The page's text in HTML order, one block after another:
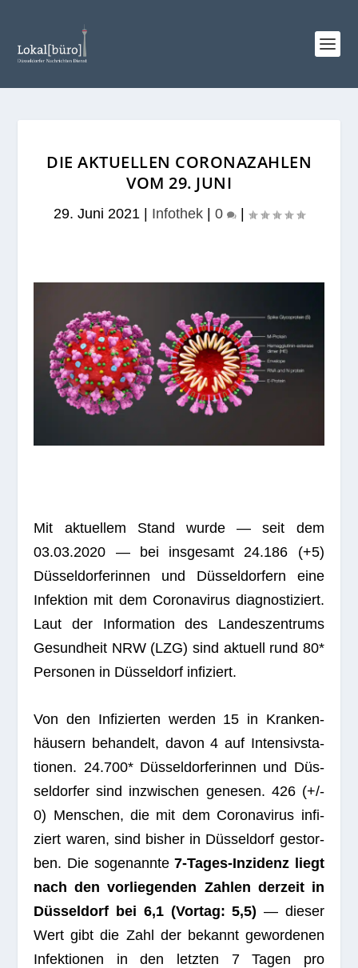
DIE AKTUELLEN CORONAZAHLEN
VOM 29. JUNI
29. Juni 2021 Infothek 0
Mit aktu­el­lem Stand wurde — seit dem
03.03.2020 — bei ins­ge­samt 24.186 (+5)
Düs­sel­dor­fe­rin­nen und Düs­sel­dor­fern eine
Infek­tion mit dem Coro­na­vi­rus dia­gnos­ti­ziert.
Laut der Infor­ma­tion des Lan­des­zen­trums
Gesund­heit NRW (LZG) sind aktu­ell rund 80*
Per­so­nen in Düs­sel­dorf infiziert.
Von den Infi­zier­ten wer­den 15 in Kran­ken­
häu­sern behan­delt, davon 4 auf Inten­siv­sta­
tio­nen. 24.700* Düs­sel­dor­fe­rin­nen und Düs­
sel­dor­fer sind inzwi­schen gene­sen. 426 (+/-
0) Men­schen, die mit dem Coro­na­vi­rus infi­
ziert waren, sind bis­her in Düs­sel­dorf gestor­
ben. Die soge­nannte7‑Ta­ges-Inzi­denz liegt
nach den vor­lie­gen­den Zah­len der­zeit in
Düs­sel­dorf bei 6,1 (Vor­tag: 5,5) — die­ser
Wert gibt die Zahl der bekannt gewor­de­nen
Infek­tio­nen in den letz­ten 7 Tagen pro